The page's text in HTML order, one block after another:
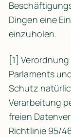
Dingen eine
einzuholen.
[1]
Parlaments
Schutz
Verarbeitung
freien
Richtlinie 95/